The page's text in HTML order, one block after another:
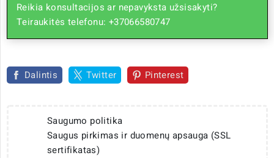
Reikia konsultacijos ar nepavyksta užsisakyti?
Teiraukitės telefonu: +37066580747
Dalintis Twitter Pinterest
Saugumo politika
Saugus pirkimas ir duomenų apsauga (SSL
sertifikatas)